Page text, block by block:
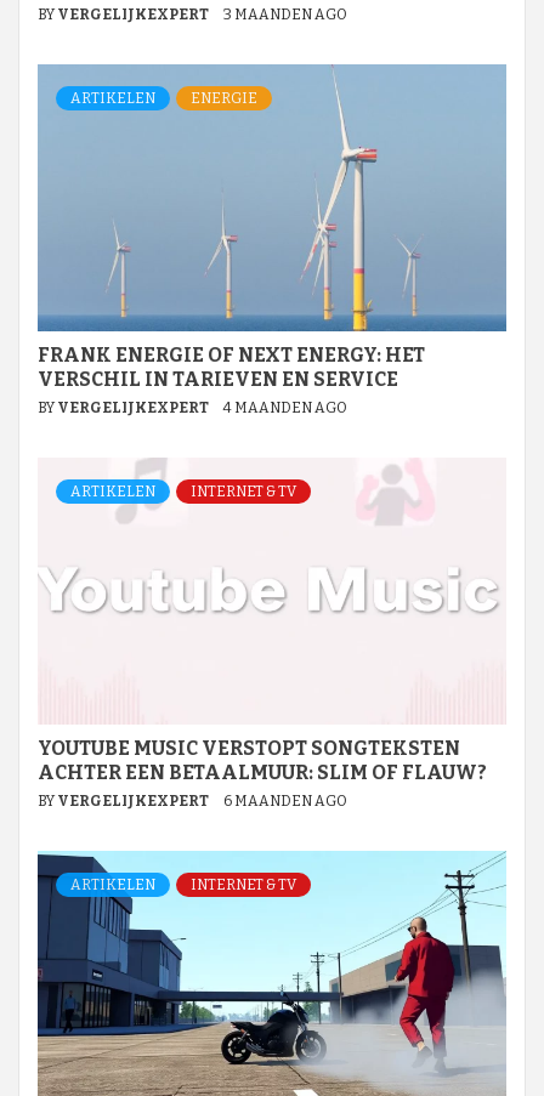
BY VERGELIJKEXPERT 3 MAANDEN AGO
ARTIKELEN ENERGIE
FRANK ENERGIE OF NEXT ENERGY: HET
VERSCHIL IN TARIEVEN EN SERVICE
BY VERGELIJKEXPERT 4 MAANDEN AGO
ARTIKELEN INTERNET & TV
YOUTUBE MUSIC VERSTOPT SONGTEKSTEN
ACHTER EEN BETAALMUUR: SLIM OF FLAUW?
BY VERGELIJKEXPERT 6 MAANDEN AGO
ARTIKELEN INTERNET & TV